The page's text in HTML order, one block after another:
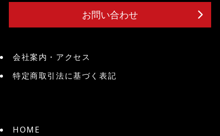
お問い合わせ
会社案内・アクセス
特定商取引法に基づく表記
HOME